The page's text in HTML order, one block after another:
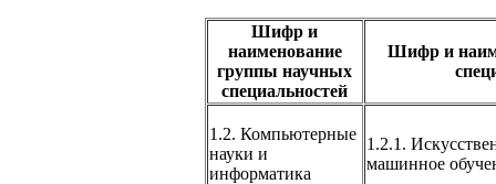
Шифр и
наименование
группы научных
специальностей
Шифр и
1.2. Компьютерные
науки и
информатика
1.2.1.
машинное